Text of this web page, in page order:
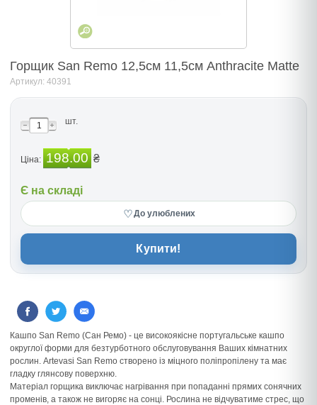
Горщик San Remo 12,5см 11,5см Anthracite Matte
Артикул: 40391
шт.
Ціна: 198.00 ₴
Є на складі
♡До улюблених
Купити!
Кашпо San Remo (Сан Ремо) - це високоякісне португальське кашпо
округлої форми для безтурботного обслуговування Ваших кімнатних
рослин. Artevasi San Remo створено із міцного поліпропілену та має
гладку глянсову поверхню.
Матеріал горщика виключає нагрівання при попаданні прямих сонячних
променів, а також не вигоряє на сонці. Рослина не відчуватиме стрес, що